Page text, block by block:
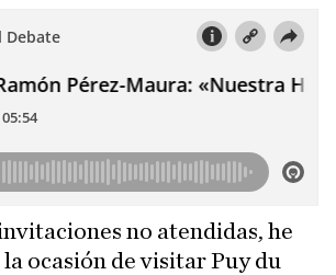
no atendidas, he
ocasión de visitar Puy du